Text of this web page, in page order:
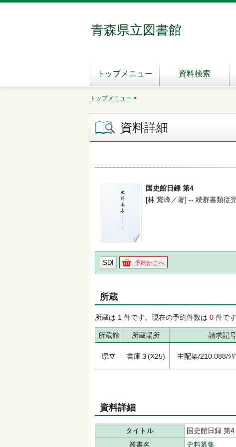
青森県立図書館
トップメニュー 資料検索
トップメニュー >
資料詳細
国史館日録 第4
[林 鵞峰／著] -- 続群書類従
SDI 予約かごへ
所蔵
所蔵は 1 件です。現在の予約件数は 0 件です
所蔵館 所蔵場所 請求記号
県立 書庫３(X25) 主配架/210.088/ｼ
資料詳細
タイトル
国史館日録 第4
叢書名
史料纂集